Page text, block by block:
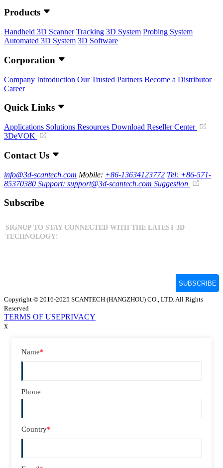
Products
Handheld 3D Scanner Tracking 3D System Probing System
Automated 3D System 3D Software
Corporation
Company Introduction Our Trusted Partners Become a Distributor
Career
Quick Links
Applications Solutions Resources Download Reseller Center
3DeVOK
Contact Us
info@3d-scantech.com Mobile: +86-13634123772 Tel: +86-571-
85370380 Support: support@3d-scantech.com Suggestion
Subscribe
Copyright © 2016-2025 SCANTECH (HANGZHOU) CO., LTD. All Rights
Reserved
TERMS OF USEPRIVACY
x
Name*
Phone
Country*